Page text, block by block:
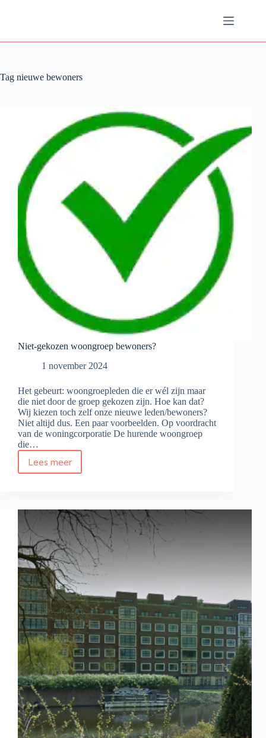
Tag nieuwe bewoners
Niet-gekozen woongroep bewoners?
1 november 2024
Het gebeurt: woongroepleden die er wél zijn maar
die niet door de groep gekozen zijn. Hoe kan dat?
Wij kiezen toch zelf onze nieuwe leden/bewoners?
Niet altijd dus. Een paar voorbeelden. Op voordracht
van de woningcorporatie De hurende woongroep
die…
Lees meer
Niet-